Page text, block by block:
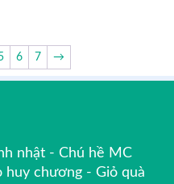
6 7 →
nhật - Chú hề MC
huy chương - Giỏ quà